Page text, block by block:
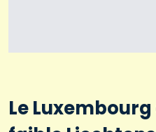
Le